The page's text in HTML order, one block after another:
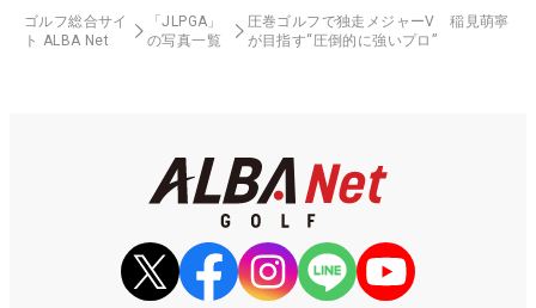
ゴルフ総合サイ
ト ALBA Net
「JLPGA」
の写真一覧
圧巻ゴルフで独走メジャーV 稲見萌寧
が目指す“圧倒的に強いプロ”